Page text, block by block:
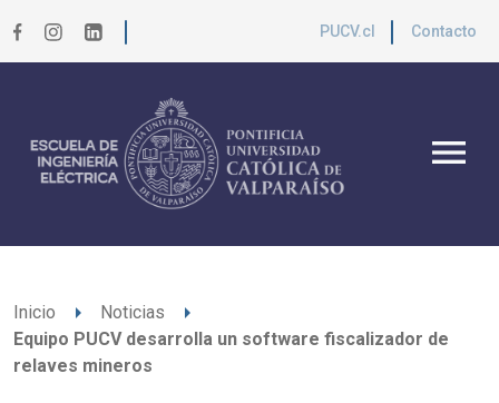
PUCV.cl Contacto
menu
Inicio arrow_right Noticias arrow_right
Equipo PUCV desarrolla un software fiscalizador de
relaves mineros